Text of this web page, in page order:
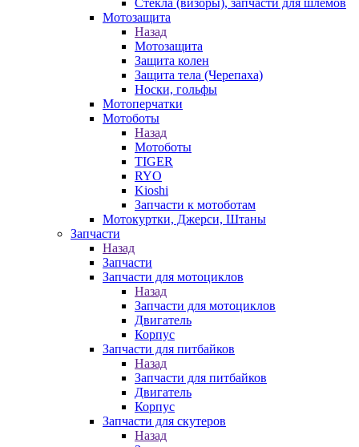
Стёкла (визоры), запчасти для шлемов
Мотозащита
Назад
Мотозащита
Защита колен
Защита тела (Черепаха)
Носки, гольфы
Мотоперчатки
Мотоботы
Назад
Мотоботы
TIGER
RYO
Kioshi
Запчасти к мотоботам
Мотокуртки, Джерси, Штаны
Запчасти
Назад
Запчасти
Запчасти для мотоциклов
Назад
Запчасти для мотоциклов
Двигатель
Корпус
Запчасти для питбайков
Назад
Запчасти для питбайков
Двигатель
Корпус
Запчасти для скутеров
Назад